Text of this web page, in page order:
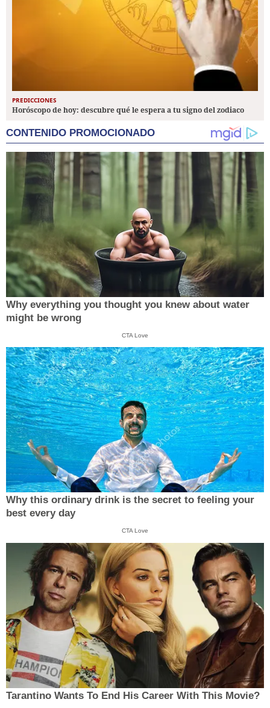
PREDICCIONES
Horóscopo de hoy: descubre qué le espera a tu signo del zodiaco
CONTENIDO PROMOCIONADO
Why everything you thought you knew about water
might be wrong
CTA Love
Why this ordinary drink is the secret to feeling your
best every day
CTA Love
Tarantino Wants To End His Career With This Movie?